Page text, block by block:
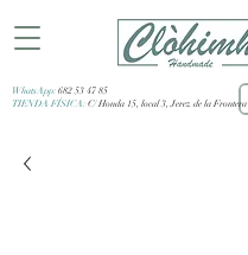
WhatsApp: 682 53 47 85
TIENDA FÍSICA: C/ Honda 15, local 3, Jerez de la Frontera